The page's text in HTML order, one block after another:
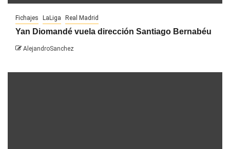
Fichajes LaLiga Real Madrid
Yan Diomandé vuela dirección Santiago Bernabéu
AlejandroSanchez